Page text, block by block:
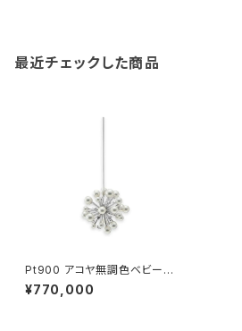
最近チェックした商品
Pt900 アコヤ無調色ベビーパ
ール ダイヤモンド ピアス（片方）
¥770,000